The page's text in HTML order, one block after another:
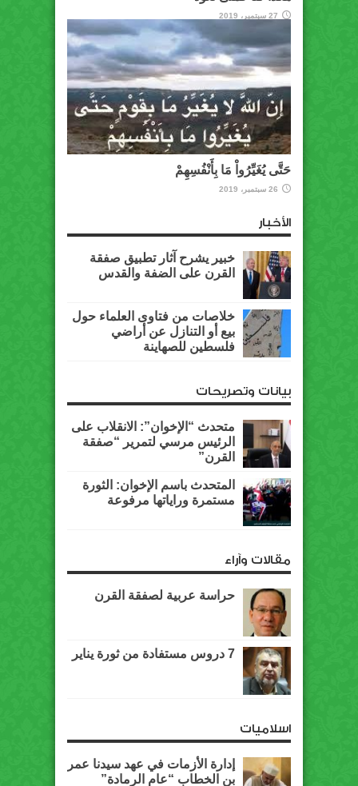
27 سبتمبر، 2019
حَتَّى يُغَيِّرُواْ مَا بِأَنْفُسِهِمْ
26 سبتمبر، 2019
الأخبار
خبير يشرح آثار تطبيق صفقة
القرن على الضفة والقدس
خلاصات من فتاوى العلماء حول
بيع أو التنازل عن أراضي
فلسطين للصهاينة
بيانات وتصريحات
متحدث “الإخوان”: الانقلاب على
الرئيس مرسي لتمرير “صفقة
القرن”
المتحدث باسم الإخوان: الثورة
مستمرة وراياتها مرفوعة
مقالات وآراء
حراسة عربية لصفقة القرن
7 دروس مستفادة من ثورة يناير
اسلاميات
إدارة الأزمات في عهد سيدنا عمر
بن الخطاب “عام الرمادة”